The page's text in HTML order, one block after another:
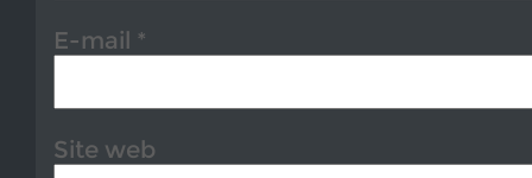
E-mail *
Site web